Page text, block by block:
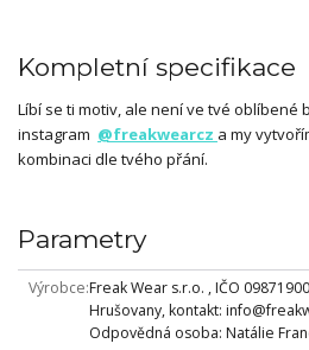
Kompletní specifikace
Líbí se ti motiv, ale není ve tvé oblíbené
instagram @freakwearcz a my
kombinaci dle tvého přání.
Parametry
Výrobce Freak Wear s.r.o. , IČO
Hrušovany, kontakt:
Odpovědná osoba: Natálie